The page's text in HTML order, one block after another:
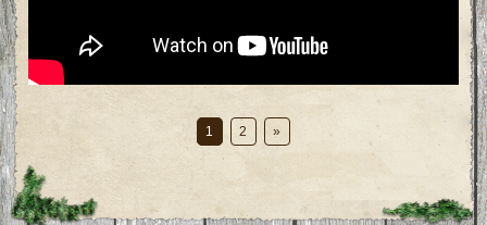
1 2 »